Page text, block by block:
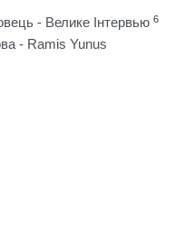
- Велике Інтервью 6
- Ramis Yunus